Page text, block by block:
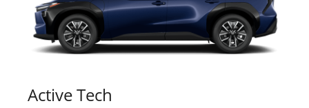
Active Tech